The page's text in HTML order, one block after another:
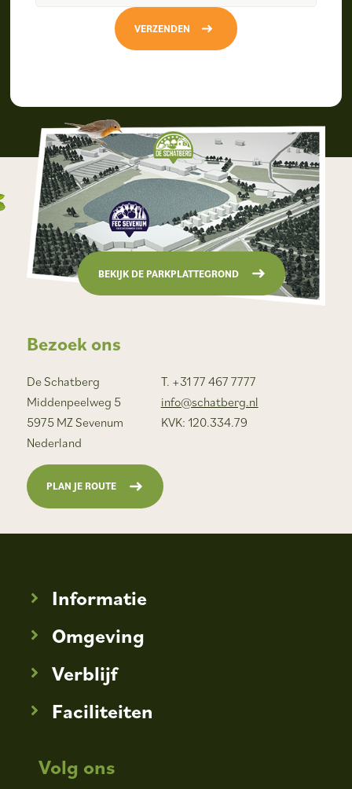
VERZENDEN
Informatie
Omgeving
Verblijf
Faciliteiten
Volg ons
Bezoek ons
De Schatberg
Middenpeelweg 5
5975 MZ Sevenum
Nederland
T. +31 77 467 7777
info@schatberg.nl
KVK: 120.334.79
PLAN JE ROUTE
BEKIJK DE PARKPLATTEGROND